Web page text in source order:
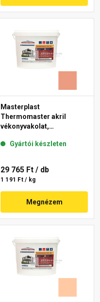
Masterplast
Thermomaster akril
vékonyvakolat,
17-C 25 kg
Gyártói készleten
29 765 Ft / db
1 191 Ft / kg
Megnézem